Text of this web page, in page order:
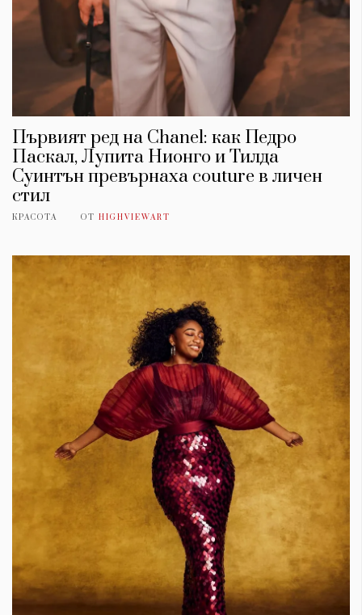
Първият ред на Chanel: как Педро
Паскал, Лупита Нионго и Тилда
Суинтън превърнаха couture в личен
стил
КРАСОТА ОТ HIGHVIEWART